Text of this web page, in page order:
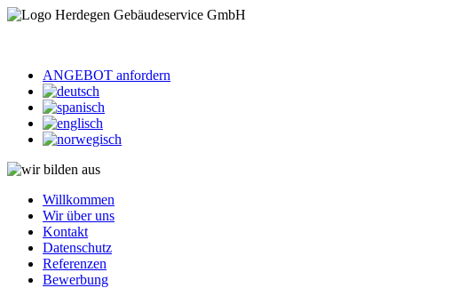
ANGEBOT anfordern
Willkommen
Wir über uns
Kontakt
Datenschutz
Referenzen
Bewerbung